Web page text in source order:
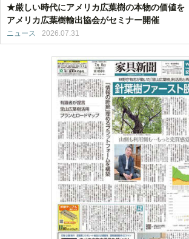
★厳しい時代にアメリカ広葉樹の本物の価値を
アメリカ広葉樹輸出協会がセミナー開催
ニュース 2026.07.31